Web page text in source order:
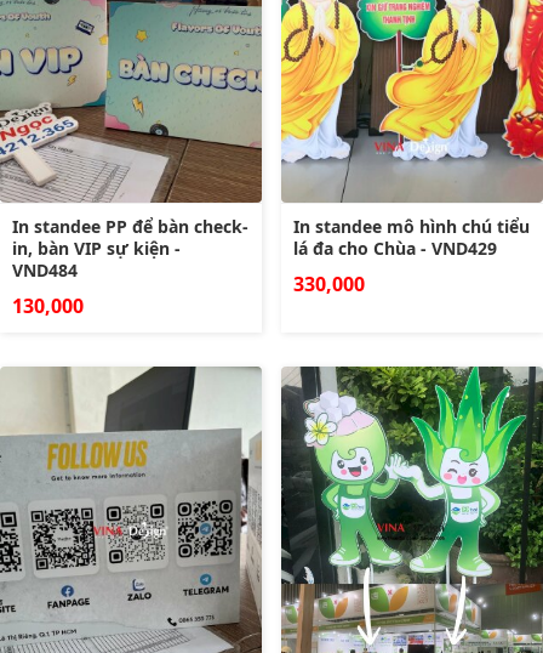
In standee PP để bàn check-
in, bàn VIP sự kiện -
VND484
130,000
In standee mô hình chú tiểu
lá đa cho Chùa - VND429
330,000